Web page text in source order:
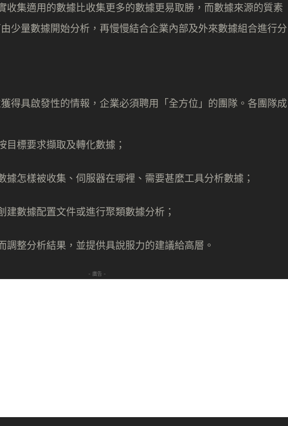
收集適用的數據比收集更多的數據更易取勝，而數據來源的質素
少量數據開始分析，再慢慢結合企業內部及外來數據組合進行分
得具啟發性的情報，企業必須聘用「全方位」的團隊。各團隊成
標要求擷取及轉化數據；
據怎樣被收集、伺服器在哪裡、需要甚麼工具分析數據；
數據配置文件或進行聚類數據分析；
調整分析結果，並提供具說服力的建議給高層。
- 廣告 -